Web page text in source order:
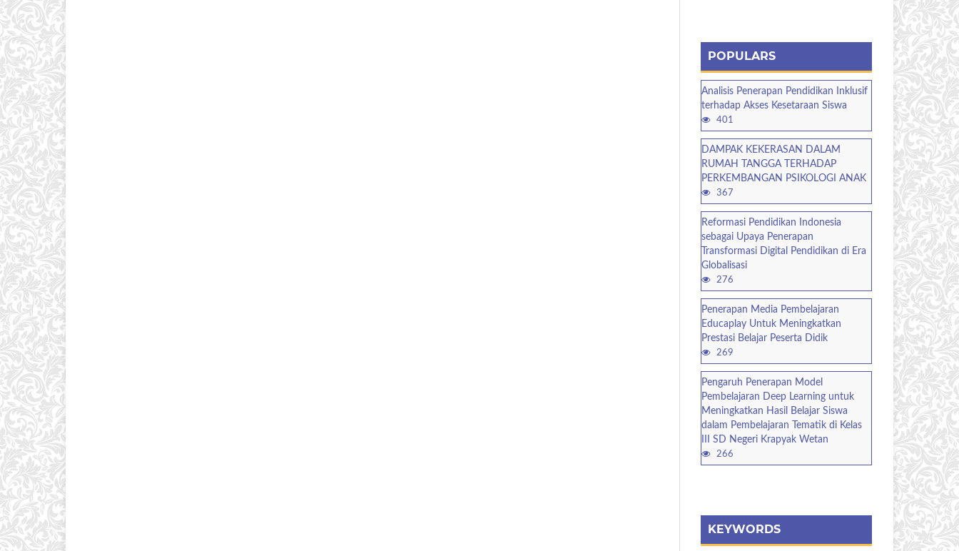
POPULARS
Analisis Penerapan Pendidikan Inklusif
terhadap Akses Kesetaraan Siswa
401
DAMPAK KEKERASAN DALAM
RUMAH TANGGA TERHADAP
PERKEMBANGAN PSIKOLOGI ANAK
367
Reformasi Pendidikan Indonesia
sebagai Upaya Penerapan
Transformasi Digital Pendidikan di Era
Globalisasi
276
Penerapan Media Pembelajaran
Educaplay Untuk Meningkatkan
Prestasi Belajar Peserta Didik
269
Pengaruh Penerapan Model
Pembelajaran Deep Learning untuk
Meningkatkan Hasil Belajar Siswa
dalam Pembelajaran Tematik di Kelas
III SD Negeri Krapyak Wetan
266
KEYWORDS